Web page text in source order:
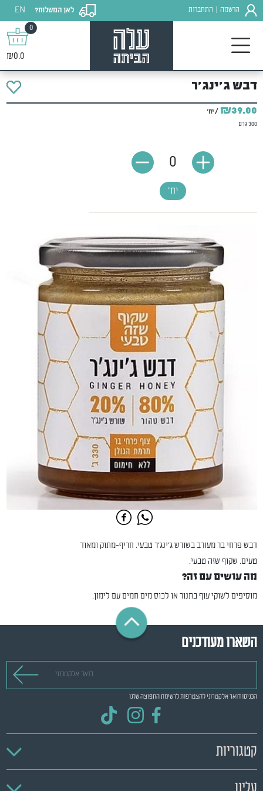
הרשמה התחברות לאן המשלוח?
EN
0
₪0.0
דבש ג'ינג'ר
₪39.00 / יח'
300 גרם
יח'
0
דבש פרחי בר מעורב בשורש ג'ינג'ר טבעי. חריף-מתוק ומאוד
טעים. שקוף שזה טבעי.
מה עושים עם זה?
מוסיפים לשוקי עוף בתנור או לכוס מים חמים עם לימון.
השארו מעודכנים
הכניסו דואר אלקטרוני להצטרפות לרשימת התפוצה שלנו
קטגוריות